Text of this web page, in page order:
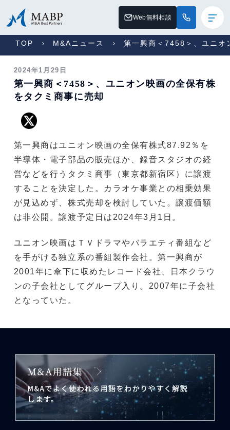
Web無料相談
TOP M&Aニュース 第一興商＜7458＞、ユニオ
2024年1月29日
第一興商＜7458＞、ユニオン映画の全保有株
をタクミ商事に売却
第一興商はユニオン映画の全保有株式87.92％を
半導体・電子部品の販売ほか、録音スタジオの経
営などを行うタクミ商事（東京都新宿区）に譲渡
することを決定した。カラオケ事業との相乗効果
が見込めず、株式売却を検討していた。譲渡価額
は非公開。譲渡予定日は2024年3月1日。
ユニオン映画はＴＶドラマやバラエティ番組など
を手がける独立系の番組製作会社。第一興商が
2001年に傘下に収めたレコード会社、日本クラウ
ンの子会社としてグループ入り。2007年に子会社
となっていた。